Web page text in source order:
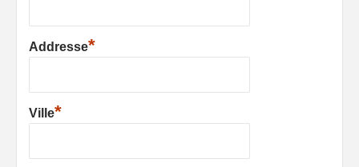
Addresse*
Ville*